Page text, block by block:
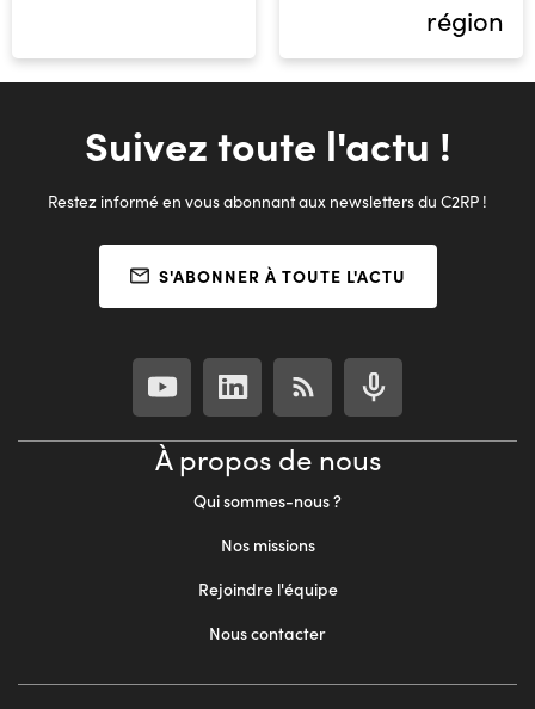
région
Suivez toute l'actu !
Restez informé en vous abonnant aux newsletters du C2RP !
S'ABONNER À TOUTE L'ACTU
À propos de nous
Qui sommes-nous ?
Nos missions
Rejoindre l'équipe
Nous contacter